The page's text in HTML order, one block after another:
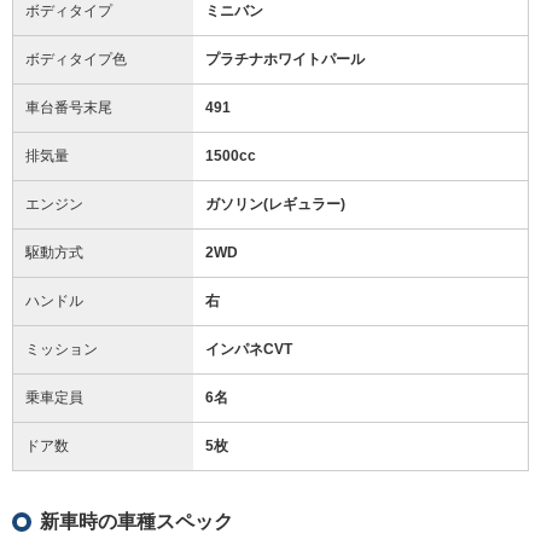
ボディタイプ ミニバン
ボディタイプ色 プラチナホワイトパール
車台番号末尾 491
排気量 1500cc
エンジン ガソリン(レギュラー)
駆動方式 2WD
ハンドル 右
ミッション インパネCVT
乗車定員 6名
ドア数 5枚
新車時の車種スペック